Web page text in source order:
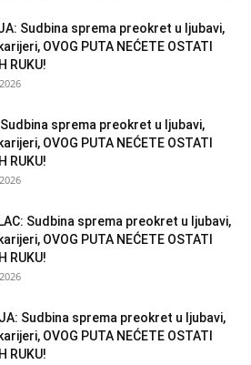
Sudbina sprema preokret u ljubavi,
OVOG PUTA NEĆETE OSTATI
RUKU!
Sudbina sprema preokret u ljubavi,
OVOG PUTA NEĆETE OSTATI
RUKU!
Sudbina sprema preokret u ljubavi,
OVOG PUTA NEĆETE OSTATI
RUKU!
Sudbina sprema preokret u ljubavi,
OVOG PUTA NEĆETE OSTATI
RUKU!